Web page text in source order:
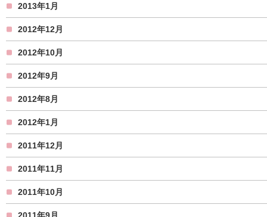
2013年1月
2012年12月
2012年10月
2012年9月
2012年8月
2012年1月
2011年12月
2011年11月
2011年10月